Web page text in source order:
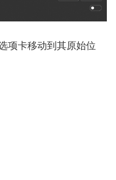
项卡移动到其原始位